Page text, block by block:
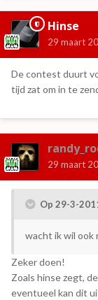
Hinse
29 maart
De contest duurt
tijd zat om in te
29 maart
Op 29-3-
wacht ik wil ook
Zeker doen!
Zoals hinse zegt,
eventueel kan dit